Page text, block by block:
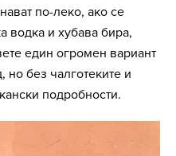
по-леко, ако се
водка и хубава бира,
един огромен вариант
но без чалготеките и
подробности.